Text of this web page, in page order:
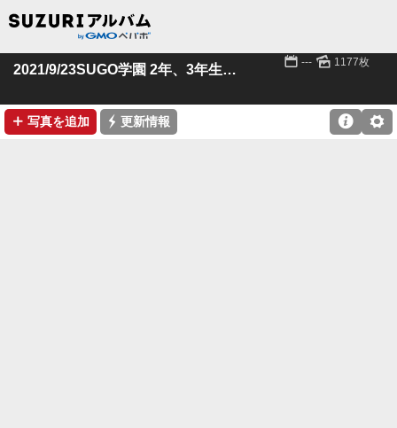
2021/9/23SUGO学園 2年、3年生クラス 📅 --- 🌄 1177枚
➕ 写真を追加 ⚡ 更新情報 ⚙
